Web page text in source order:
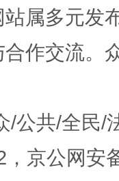
属多元发
作交流。
/公共/全民/
京公网安